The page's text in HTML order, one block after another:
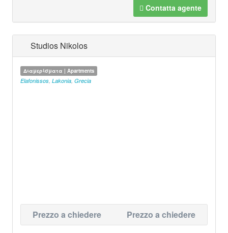
Contatta agente
Studios Nikolos
Διαμερίσματα | Apartments
Elafonissos, Lakonia, Grecia
Prezzo a chiedere Prezzo a chiedere